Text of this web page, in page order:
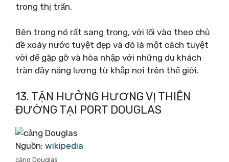
trong thị trấn.
Bên trong nó rất sang trọng, với lối vào theo chủ
đề xoáy nước tuyệt đẹp và đó là một cách tuyệt
vời để gặp gỡ và hòa nhập với những du khách
tràn đầy năng lượng từ khắp nơi trên thế giới.
13. TẬN HƯỞNG HƯƠNG VỊ THIÊN
ĐƯỜNG TẠI PORT DOUGLAS
Nguồn: wikipedia
cảng Douglas